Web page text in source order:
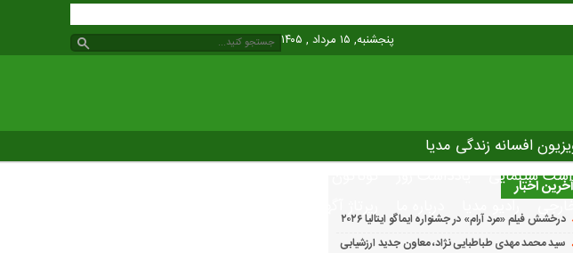
پنجشنبه, ۱۵ مرداد , ۱۴۰۵
افسانه زندگی مدیا
سینمایی
رادیو مدیا درباره ما
آخرین اخبار
درخشش فیلم «مرد آرام» در جشنواره ایماگو ایتالیا ۲۰۲۶
سید محمد مهدی طباطبایی نژاد، معاون جدید ارزشیابی